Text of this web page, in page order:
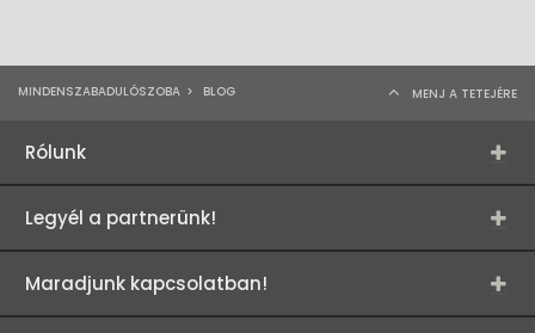
MINDENSZABADULÓSZOBA > BLOG MENJ A TETEJÉRE
Rólunk
Legyél a partnerünk!
Maradjunk kapcsolatban!